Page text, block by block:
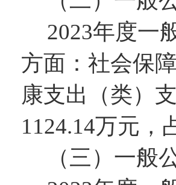
2023年度一
方面： 社会保
康支出
（类）
1124.14万元，
（三）一般